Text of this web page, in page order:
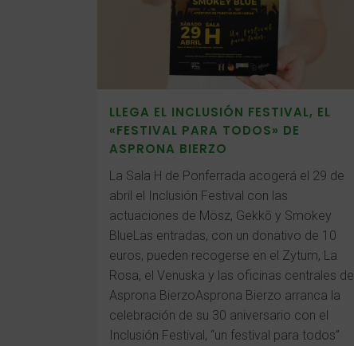
LLEGA EL INCLUSIÓN FESTIVAL, EL
«FESTIVAL PARA TODOS» DE
ASPRONA BIERZO
La Sala H de Ponferrada acogerá el 29 de
abril el Inclusión Festival con las
actuaciones de Mösz, Gekkō y Smokey
BlueLas entradas, con un donativo de 10
euros, pueden recogerse en el Zytum, La
Rosa, el Venuska y las oficinas centrales de
Asprona BierzoAsprona Bierzo arranca la
celebración de su 30 aniversario con el
Inclusión Festival, “un festival para todos”